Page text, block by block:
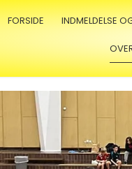
FORSIDE INDMELDELSE